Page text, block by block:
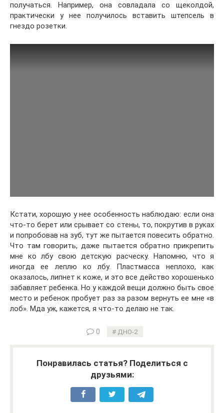
получаться. Например, она совладала со щеколдой,
практически у нее получилось вставить штепсель в
гнездо розетки.
Кстати, хорошую у нее особенность наблюдаю: если она
что-то берет или срывает со стены, то, покрутив в руках
и попробовав на зуб, тут же пытается повесить обратно.
Что там говорить, даже пытается обратно прикрепить
мне ко лбу свою детскую расческу. Напомню, что я
иногда ее леплю ко лбу. Пластмасса неплохо, как
оказалось, липнет к коже, и это все действо хорошенько
забавляет ребенка. Но у каждой вещи должно быть свое
место и ребенок пробует раз за разом вернуть ее мне «в
лоб». Мда уж, кажется, я что-то делаю не так.
0 ДНО-2
Понравилась статья? Поделиться с
друзьями: